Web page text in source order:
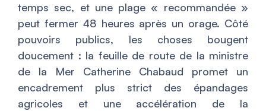
temps sec, et une plage « recommandée »
peut fermer 48 heures après un orage. Côté
pouvoirs publics, les choses bougent
doucement : la feuille de route de la ministre
de la Mer Catherine Chabaud promet un
encadrement plus strict des épandages
agricoles et une accélération de la